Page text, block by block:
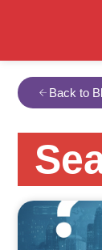
Back to